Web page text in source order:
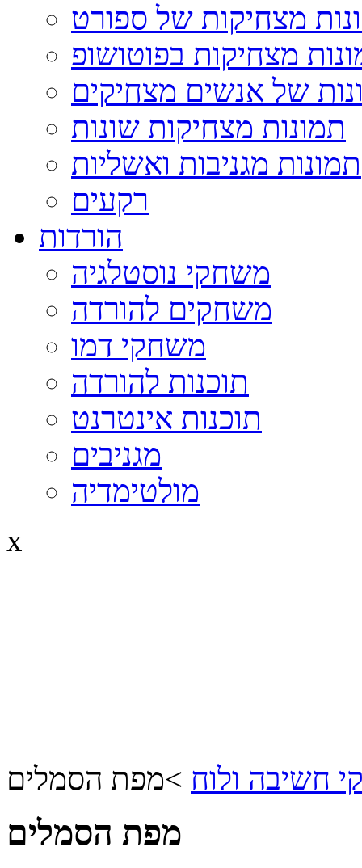
מצחיקות של ספורט
מצחיקות בפוטושופ
של אנשים מצחיקים
תמונות מצחיקות שונות
תמונות מגניבות ואשליות
רקעים
הורדות
משחקי נוסטלגיה
משחקים להורדה
משחקי דמו
תוכנות להורדה
תוכנות אינטרנט
מגניבים
מולטימדיה
x
חשיבה ולוח >מפת הסמלים
מפת הסמלים